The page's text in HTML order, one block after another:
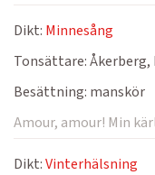
Dikt: Minnesång
Tonsättare:Åkerberg,
Besättning: manskör
Amour, amour! Min
Dikt:Vinterhälsning